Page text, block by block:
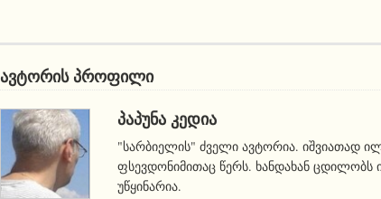
ავტორის პროფილი
ᲞᲐᲞᲣᲜᲐ ᲙᲔᲓᲘᲐ
"სარბიელის" ძველი ავტორია. იშვიათად
ფსევდონიმითაც წერს. ხანდახან ცდილობს
უწყინარია.